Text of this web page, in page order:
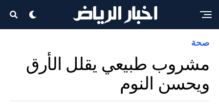
صحة
مشروب طبيعي يقلل الأرق
ويحسن النوم